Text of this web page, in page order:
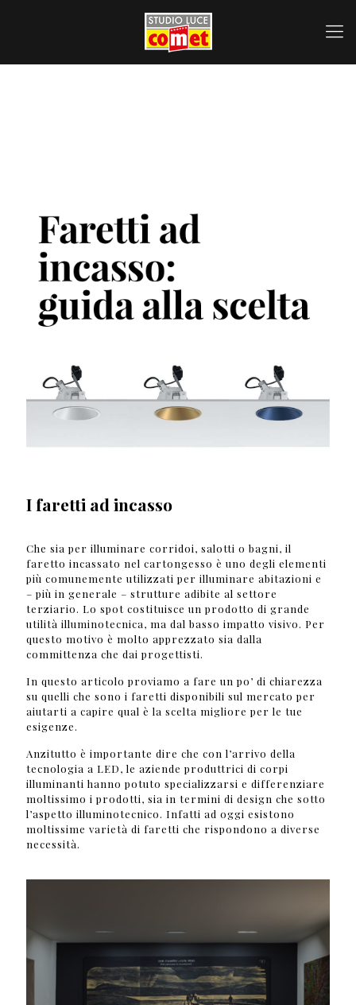
I faretti ad incasso
Che sia per illuminare corridoi, salotti o bagni, il
faretto incassato nel cartongesso è uno degli elementi
più comunemente utilizzati per illuminare abitazioni e
– più in generale – strutture adibite al settore
terziario. Lo spot costituisce un prodotto di grande
utilità illuminotecnica, ma dal basso impatto visivo. Per
questo motivo è molto apprezzato sia dalla
committenza che dai progettisti.
In questo articolo proviamo a fare un po’ di chiarezza
su quelli che sono i faretti disponibili sul mercato per
aiutarti a capire qual è la scelta migliore per le tue
esigenze.
Anzitutto è importante dire che con l’arrivo della
tecnologia a LED, le aziende produttrici di corpi
illuminanti hanno potuto specializzarsi e differenziare
moltissimo i prodotti, sia in termini di design che sotto
l’aspetto illuminotecnico. Infatti ad oggi esistono
moltissime varietà di faretti che rispondono a diverse
necessità.